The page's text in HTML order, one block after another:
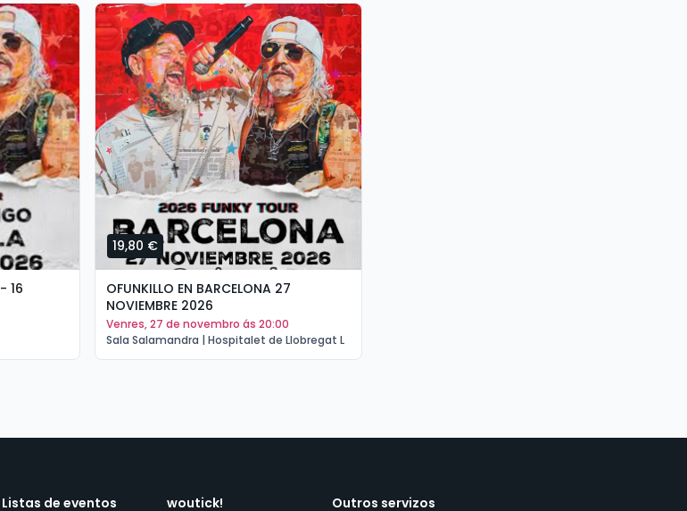
19,80 €
OFUNKILLO EN BARCELONA 27
NOVIEMBRE 2026
venres, 27 de novembro ás 20:00
Sala Salamandra | Hospitalet de Llobregat L
Listas de eventos woutick! Outros servizos